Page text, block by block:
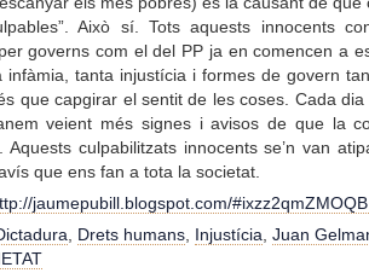
Això sí. Tots aquests innocents
governs com el del PP ja en comencen a
infàmia, tanta injustícia i formes de govern
que capgirar el sentit de les coses. Cada
veient més signes i avisos de que la
Aquests culpabilitzats innocents se’n van
que ens fan a tota la societat.
jaumepubill.blogspot.com/
Drets humans Injustícia Juan